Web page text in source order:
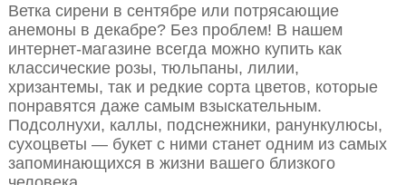
Ветка сирени в сентябре или потрясающие
анемоны в декабре? Без проблем! В нашем
интернет-магазине всегда можно купить как
классические розы, тюльпаны, лилии,
хризантемы, так и редкие сорта цветов, которые
понравятся даже самым взыскательным.
Подсолнухи, каллы, подснежники, ранункулюсы,
сухоцветы — букет с ними станет одним из самых
запоминающихся в жизни вашего близкого